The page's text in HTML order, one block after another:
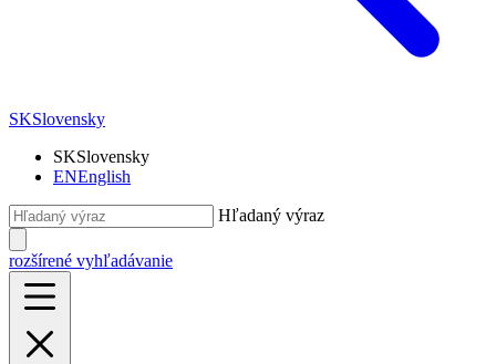
SKSlovensky
SKSlovensky
ENEnglish
Hľadaný výraz
rozšírené vyhľadávanie